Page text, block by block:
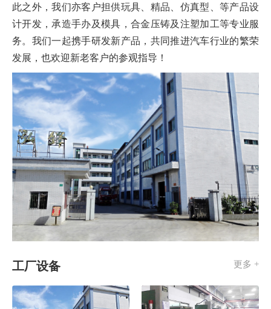
此之外，我们亦客户担供玩具、精品、仿真型、等产品设
计开发，承造手办及模具，合金压铸及注塑加工等专业服
务。我们一起携手研发新产品，共同推进汽车行业的繁荣
发展，也欢迎新老客户的参观指导！
工厂设备 更多 +